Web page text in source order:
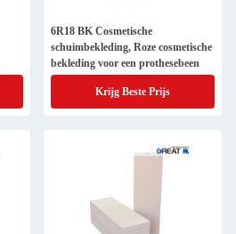
6R18 BK Cosmetische
schuimbekleding, Roze cosmetische
bekleding voor een prothesebeen
Krijg Beste Prijs